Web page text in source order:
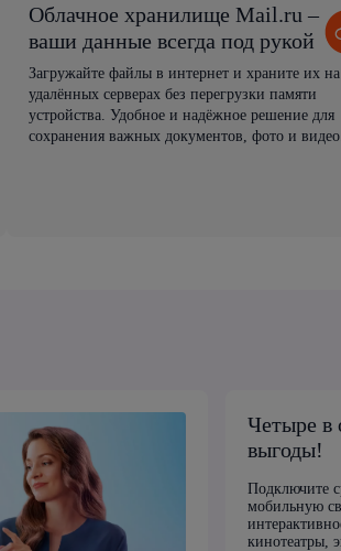
Облачное хранилище Mail.ru –
ваши данные всегда под рукой
Загружайте файлы в интернет и храните их на
удалённых серверах без перегрузки памяти
устройства. Удобное и надёжное решение для
сохранения важных документов, фото и видео.
Четыре в
выгоды!
Подключите
мобильную
кинотеатры,